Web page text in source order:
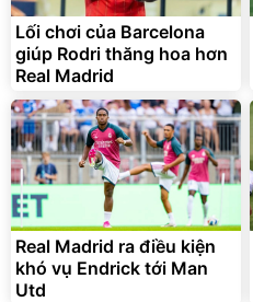
Bạt phủ xe ô tô cao cấp,
tráng nhôm 03 lớp
392.000
325.000đ
Đã bán nhiều
Lối chơi của Barcelona
giúp Rodri thăng hoa hơn
Real Madrid
Real Madrid ra điều kiện
khó vụ Endrick tới Man
Utd